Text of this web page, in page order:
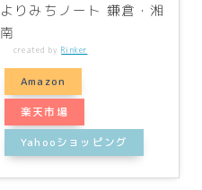
よりみちノート 鎌倉・湘
南
created byRinker
Amazon
楽天市場
Yahooショッピング